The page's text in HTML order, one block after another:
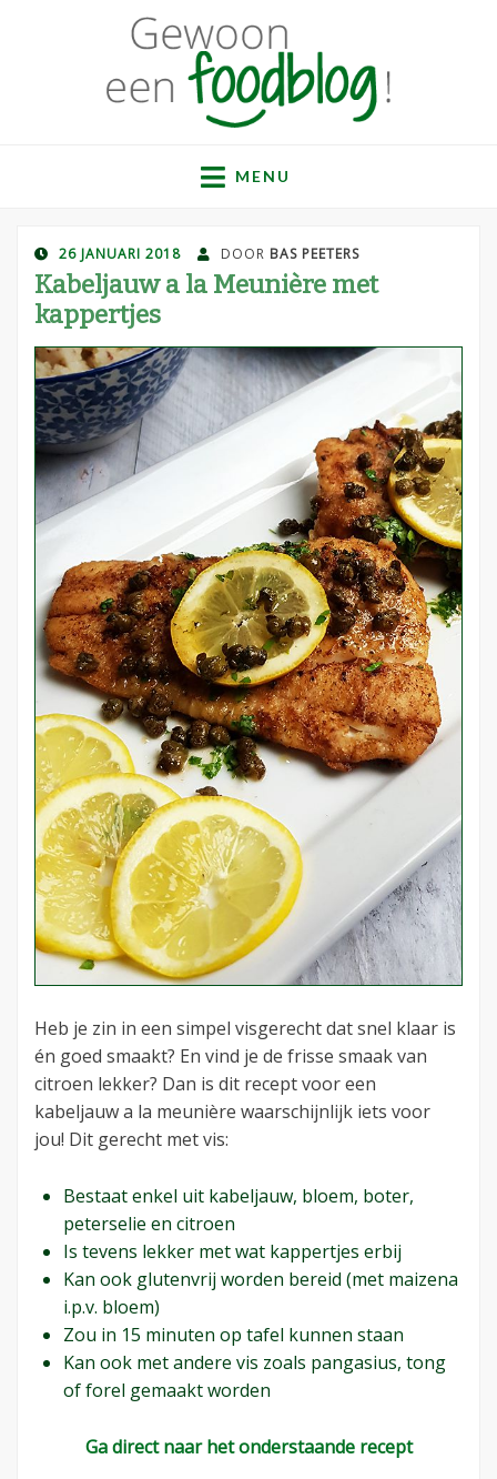
Gewoon een
foodblog!
recepten
MENU
GEPLAATST
OP
26 JANUARI 2018 DOOR BAS PEETERS
Kabeljauw a la Meunière met
kappertjes
Heb je zin in een simpel visgerecht dat snel klaar is
én goed smaakt? En vind je de frisse smaak van
citroen lekker? Dan is dit recept voor een
kabeljauw a la meunière waarschijnlijk iets voor
jou! Dit gerecht met vis:
Bestaat enkel uit kabeljauw, bloem, boter,
peterselie en citroen
Is tevens lekker met wat kappertjes erbij
Kan ook glutenvrij worden bereid (met maizena
i.p.v. bloem)
Zou in 15 minuten op tafel kunnen staan
Kan ook met andere vis zoals pangasius, tong
of forel gemaakt worden
Ga direct naar het onderstaande recept